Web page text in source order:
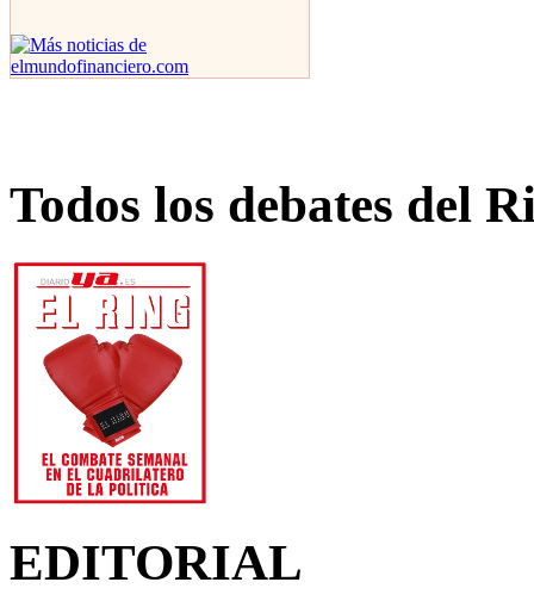
Todos los debates del
EDITORIAL